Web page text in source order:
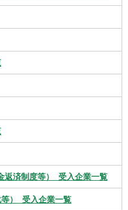
返済制度等）_受入企業一覧
）_受入企業一覧